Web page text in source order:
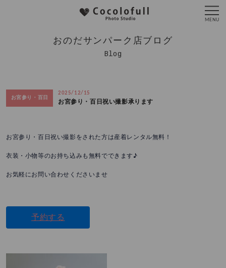
おのだサンパーク店ブログ
Blog
お宮参り・百日
2025/12/15
お宮参り・百日祝い撮影承ります
お宮参り・百日祝い撮影をされた方は産着レンタル無料！
衣装・小物等のお持ち込みも無料でできます♪
お気軽にお問い合わせくださいませ
予約する